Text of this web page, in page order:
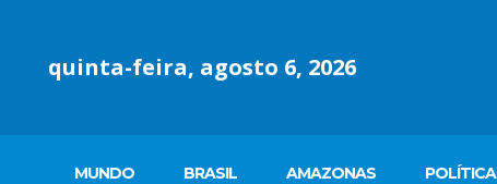
quinta-feira, agosto 6, 2026
MUNDO BRASIL AMAZONAS POLÍTICA